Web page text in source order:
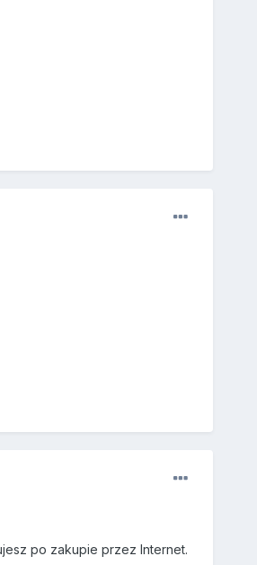
po zakupie przez Internet.